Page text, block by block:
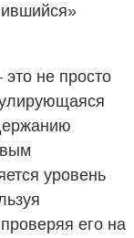
не просто
уровень
его на